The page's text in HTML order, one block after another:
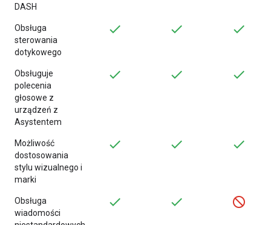
DASH
Obsługa
sterowania
dotykowego
Obsługuje
polecenia
głosowe z
urządzeń z
Asystentem
Możliwość
dostosowania
stylu wizualnego i
marki
Obsługa
wiadomości